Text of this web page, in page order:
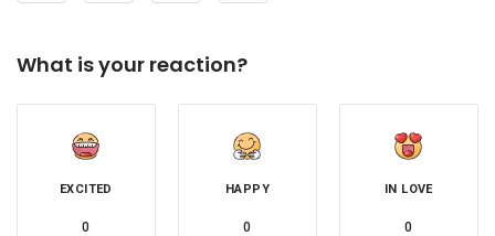
What is your reaction?
EXCITED
0
HAPPY
0
IN LOVE
0